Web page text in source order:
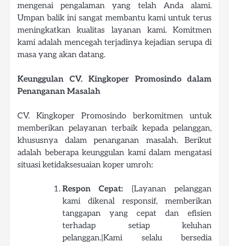
mengenai pengalaman yang telah Anda alami.
Umpan balik ini sangat membantu kami untuk terus
meningkatkan kualitas layanan kami. Komitmen
kami adalah mencegah terjadinya kejadian serupa di
masa yang akan datang.
Keunggulan CV. Kingkoper Promosindo dalam
Penanganan Masalah
CV. Kingkoper Promosindo berkomitmen untuk
memberikan pelayanan terbaik kepada pelanggan,
khususnya dalam penanganan masalah. Berikut
adalah beberapa keunggulan kami dalam mengatasi
situasi ketidaksesuaian koper umroh:
Respon Cepat: {Layanan pelanggan
kami dikenal responsif, memberikan
tanggapan yang cepat dan efisien
terhadap setiap keluhan
pelanggan.|Kami selalu bersedia